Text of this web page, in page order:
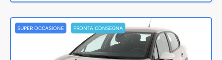
SUPER OCCASIONE PRONTA CONSEGNA